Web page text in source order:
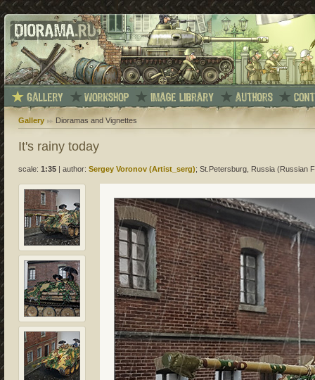
Gallery Dioramas and Vignettes
It's rainy today
scale: 1:35 author: Sergey Voronov (Artist_serg); St.Petersburg, Russia (Russian